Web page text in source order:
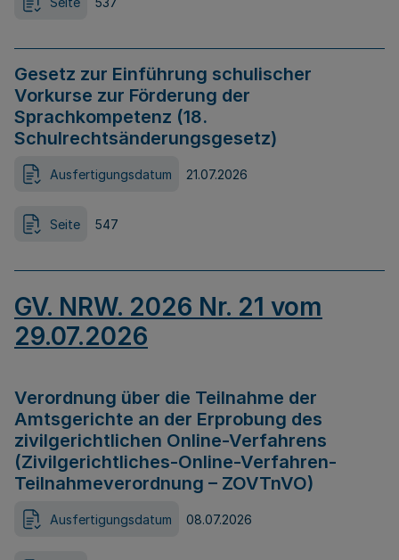
Gesetz zur Einführung schulischer
Vorkurse zur Förderung der
Sprachkompetenz (18.
Schulrechtsänderungsgesetz)
Ausfertigungsdatum 21.07.2026
Seite 547
GV. NRW. 2026 Nr. 21 vom
29.07.2026
Verordnung über die Teilnahme der
Amtsgerichte an der Erprobung des
zivilgerichtlichen Online-Verfahrens
(Zivilgerichtliches-Online-Verfahren-
Teilnahmeverordnung – ZOVTnVO)
Ausfertigungsdatum 08.07.2026